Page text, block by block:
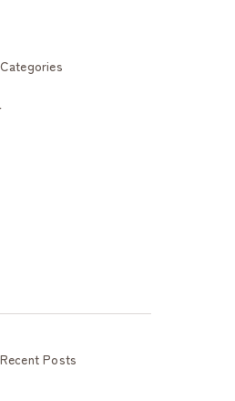
Categories
Recent Posts